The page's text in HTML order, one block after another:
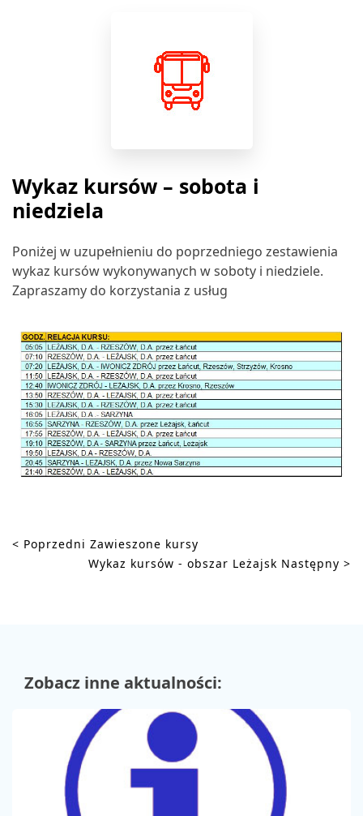
USŁUGI
ROZKŁAD
JAZDY
Wykaz kursów – sobota i
niedziela
Poniżej w uzupełnieniu do poprzedniego zestawienia
wykaz kursów wykonywanych w soboty i niedziele.
Zapraszamy do korzystania z usług
< Poprzedni Zawieszone kursy
Wykaz kursów - obszar Leżajsk Następny >
Zobacz inne aktualności: